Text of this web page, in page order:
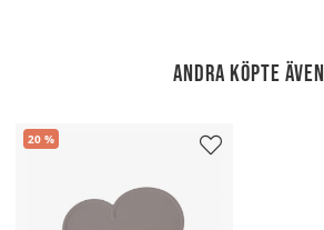
Andra köpte även
20